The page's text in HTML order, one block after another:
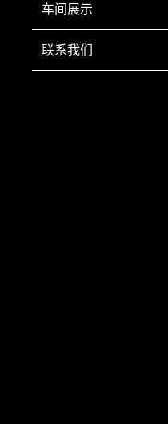
车间展示
联系我们